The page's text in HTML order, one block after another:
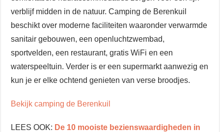
verblijf midden in de natuur. Camping de Berenkuil
beschikt over moderne faciliteiten waaronder verwarmde
sanitair gebouwen, een openluchtzwembad,
sportvelden, een restaurant, gratis WiFi en een
waterspeeltuin. Verder is er een supermarkt aanwezig en
kun je er elke ochtend genieten van verse broodjes.
Bekijk camping de Berenkuil
LEES OOK: De 10 mooiste bezienswaardigheden in